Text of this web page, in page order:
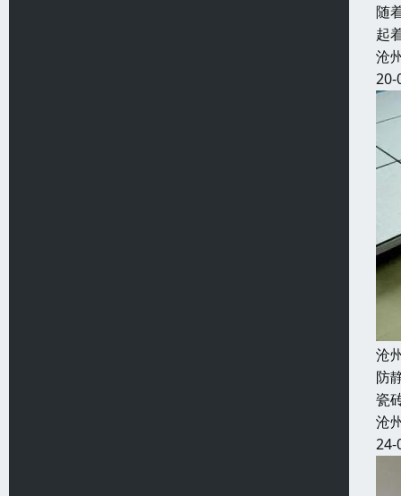
随
起
沧
20-
沧
防
瓷
沧
24-